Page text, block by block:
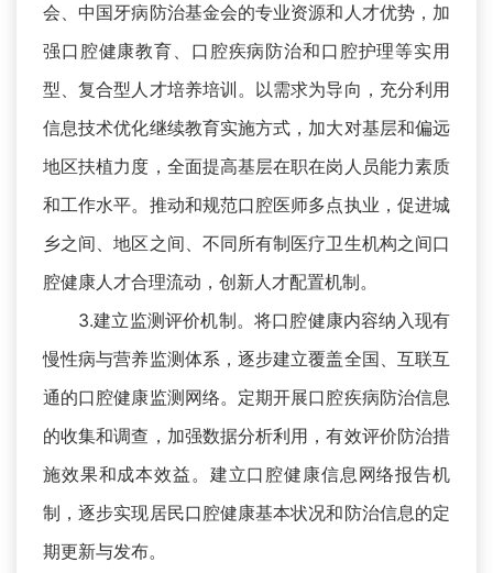
会、中国牙病防治基金会的专业资源和人才优势，加
强口腔健康教育、口腔疾病防治和口腔护理等实用
型、复合型人才培养培训。以需求为导向，充分利用
信息技术优化继续教育实施方式，加大对基层和偏远
地区扶植力度，全面提高基层在职在岗人员能力素质
和工作水平。推动和规范口腔医师多点执业，促进城
乡之间、地区之间、不同所有制医疗卫生机构之间口
腔健康人才合理流动，创新人才配置机制。
3.建立监测评价机制。将口腔健康内容纳入现有
慢性病与营养监测体系，逐步建立覆盖全国、互联互
通的口腔健康监测网络。定期开展口腔疾病防治信息
的收集和调查，加强数据分析利用，有效评价防治措
施效果和成本效益。建立口腔健康信息网络报告机
制，逐步实现居民口腔健康基本状况和防治信息的定
期更新与发布。